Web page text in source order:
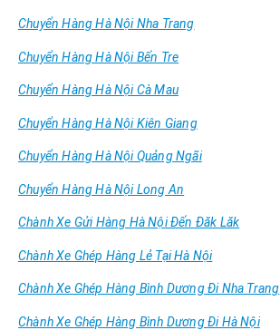
Chuyển Hàng Hà Nội Nha Trang
Chuyển Hàng Hà Nội Bến Tre
Chuyển Hàng Hà Nội Cà Mau
Chuyển Hàng Hà Nội Kiên Giang
Chuyển Hàng Hà Nội Quảng Ngãi
Chuyển Hàng Hà Nội Long An
Chành Xe Gửi Hàng Hà Nội Đến Đăk Lăk
Chành Xe Ghép Hàng Lẻ Tại Hà Nội
Chành Xe Ghép Hàng Bình Dương Đi Nha Trang
Chành Xe Ghép Hàng Bình Dương Đi Hà Nội